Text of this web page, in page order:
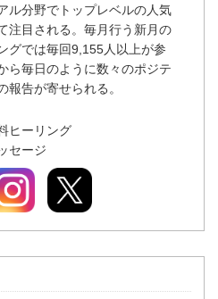
ル分野でトップレベルの人気
注目される。毎月行う新月の
グでは毎回9,155人以上が参
ら毎日のように数々のポジテ
報告が寄せられる。
ヒーリング
セージ